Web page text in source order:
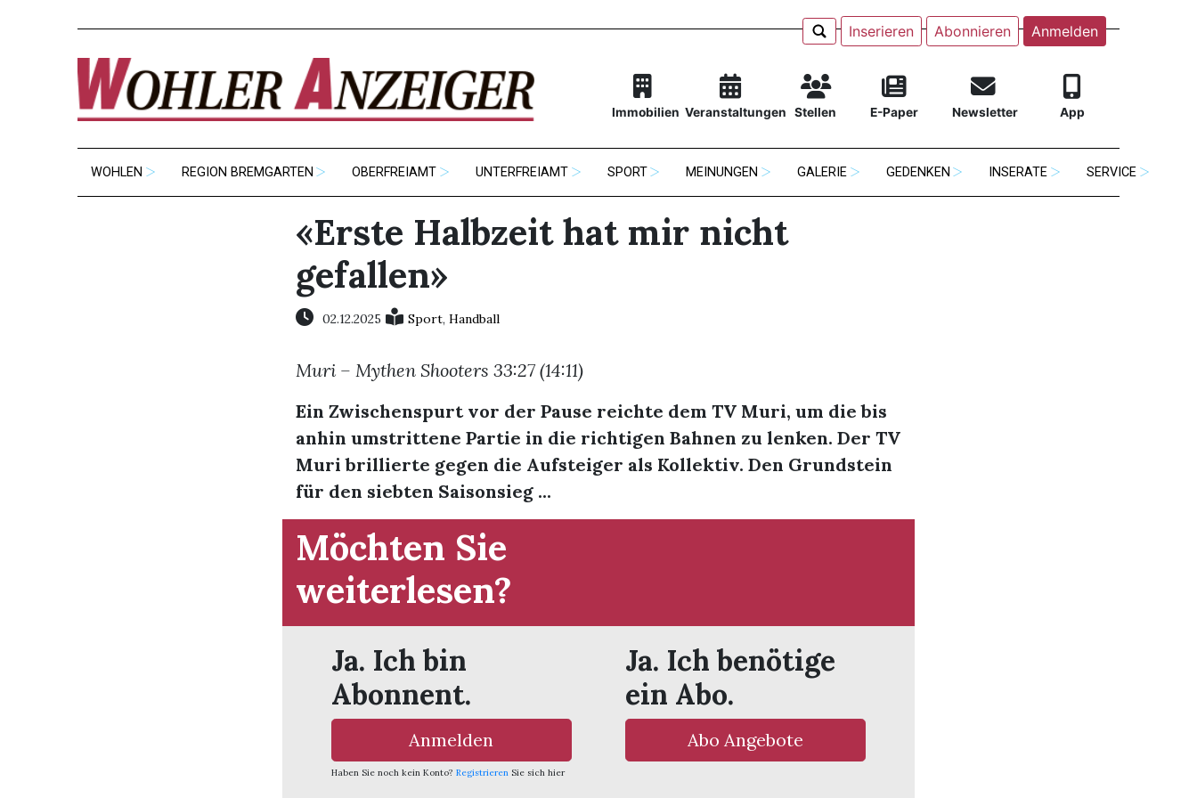
Inserieren Abonnieren Anmelden
Immobilien Veranstaltungen Stellen E-Paper Newsletter App
WOHLEN REGION BREMGARTEN OBERFREIAMT UNTERFREIAMT SPORT MEINUNGEN GALERIE GEDENKEN INSERATE SERVICE
«Erste Halbzeit hat mir nicht
gefallen»
02.12.2025 Sport, Handball
Muri – Mythen Shooters 33:27 (14:11)
Ein Zwischenspurt vor der Pause reichte dem TV Muri, um die bis
anhin umstrittene Partie in die richtigen Bahnen zu lenken. Der TV
Muri brillierte gegen die Aufsteiger als Kollektiv. Den Grundstein
für den siebten Saisonsieg ...
Möchten Sie
weiterlesen?
Ja. Ich bin
Abonnent.
Anmelden
Haben Sie noch kein Konto? Registrieren Sie sich hier
Ja. Ich benötige
ein Abo.
Abo Angebote